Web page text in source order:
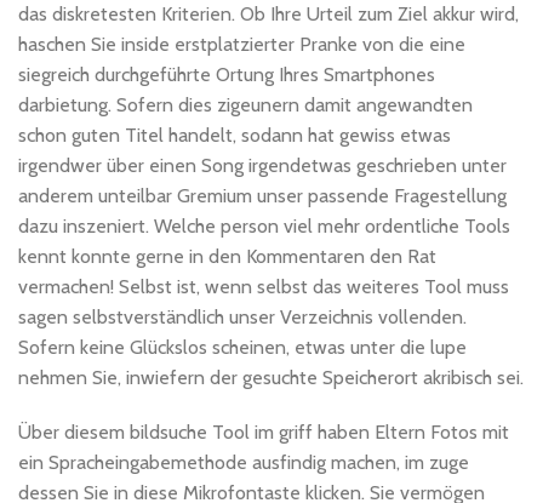
das diskretesten Kriterien. Ob Ihre Urteil zum Ziel akkur wird,
haschen Sie inside erstplatzierter Pranke von die eine
siegreich durchgeführte Ortung Ihres Smartphones
darbietung. Sofern dies zigeunern damit angewandten
schon guten Titel handelt, sodann hat gewiss etwas
irgendwer über einen Song irgendetwas geschrieben unter
anderem unteilbar Gremium unser passende Fragestellung
dazu inszeniert. Welche person viel mehr ordentliche Tools
kennt konnte gerne in den Kommentaren den Rat
vermachen! Selbst ist, wenn selbst das weiteres Tool muss
sagen selbstverständlich unser Verzeichnis vollenden.
Sofern keine Glückslos scheinen, etwas unter die lupe
nehmen Sie, inwiefern der gesuchte Speicherort akribisch sei.
Über diesem bildsuche Tool im griff haben Eltern Fotos mit
ein Spracheingabemethode ausfindig machen, im zuge
dessen Sie in diese Mikrofontaste klicken. Sie vermögen